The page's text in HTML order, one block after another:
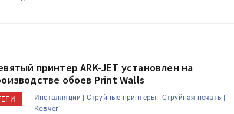
принтер ARK-JET установлен на
обоев Print Walls
Инсталляции | Струйные принтеры |
Струйная печать |
Ковчег |
Росприроднадзор запускает
«Калькулятор утилизации»